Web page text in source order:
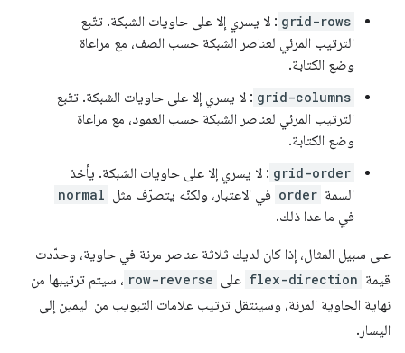
grid-rows : لا يسري إلا على حاويات الشبكة. تتّبع
الترتيب المرئي لعناصر الشبكة حسب الصف، مع مراعاة
وضع الكتابة.
grid-columns : لا يسري إلا على حاويات الشبكة. تتّبع
الترتيب المرئي لعناصر الشبكة حسب العمود، مع مراعاة
وضع الكتابة.
grid-order : لا يسري إلا على حاويات الشبكة. يأخذ
السمة order في الاعتبار، ولكنّه يتصرّف مثل normal
في ما عدا ذلك.
على سبيل المثال، إذا كان لديك ثلاثة عناصر مرنة في حاوية، وحدّدت
قيمة flex-direction على row-reverse ، سيتم ترتيبها من
نهاية الحاوية المرنة، وسينتقل ترتيب علامات التبويب من اليمين إلى
اليسار.